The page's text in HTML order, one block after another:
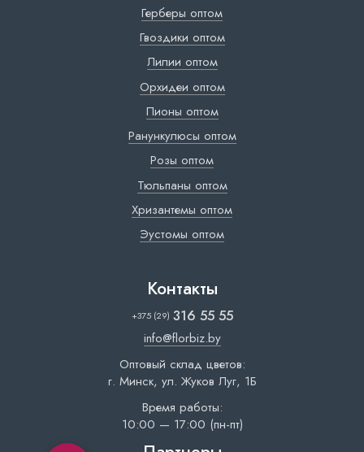
Герберы оптом
Гвоздики оптом
Лилии оптом
Орхидеи оптом
Пионы оптом
Ранункулюсы оптом
Розы оптом
Тюльпаны оптом
Хризантемы оптом
Эустомы оптом
Контакты
+375 (29) 316 55 55
info@florbiz.by
Оптовый склад цветов:
г. Минск, ул. Жуков Луг, 1Б
Время работы:
10:00 — 17:00 (пн-пт)